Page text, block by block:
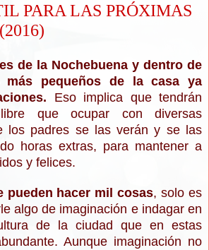
PARA LAS PRÓXIMAS
de la Nochebuena y dentro de
pequeños de la casa ya
Eso implica que tendrán
que ocupar con diversas
los padres se las verán y se las
horas extras, para mantener a
y felices.
pueden hacer mil cosas, solo es
algo de imaginación e indagar en
de la ciudad que en estas
Aunque imaginación no